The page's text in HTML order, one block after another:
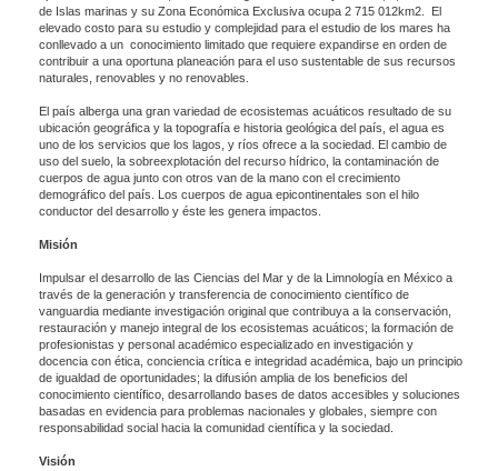
de Islas marinas y su Zona Económica Exclusiva ocupa 2 715 012km2. El
elevado costo para su estudio y complejidad para el estudio de los mares ha
conllevado a un conocimiento limitado que requiere expandirse en orden de
contribuir a una oportuna planeación para el uso sustentable de sus recursos
naturales, renovables y no renovables.
El país alberga una gran variedad de ecosistemas acuáticos resultado de su
ubicación geográfica y la topografía e historia geológica del país, el agua es
uno de los servicios que los lagos, y ríos ofrece a la sociedad. El cambio de
uso del suelo, la sobreexplotación del recurso hídrico, la contaminación de
cuerpos de agua junto con otros van de la mano con el crecimiento
demográfico del país. Los cuerpos de agua epicontinentales son el hilo
conductor del desarrollo y éste les genera impactos.
Misión
Impulsar el desarrollo de las Ciencias del Mar y de la Limnología en México a
través de la generación y transferencia de conocimiento científico de
vanguardia mediante investigación original que contribuya a la conservación,
restauración y manejo integral de los ecosistemas acuáticos; la formación de
profesionistas y personal académico especializado en investigación y
docencia con ética, conciencia crítica e integridad académica, bajo un principio
de igualdad de oportunidades; la difusión amplia de los beneficios del
conocimiento científico, desarrollando bases de datos accesibles y soluciones
basadas en evidencia para problemas nacionales y globales, siempre con
responsabilidad social hacia la comunidad científica y la sociedad.
Visión